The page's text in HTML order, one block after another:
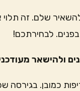
שלם. זה
לבחירתכם!
ולהישאר
כמובן. בגירסה